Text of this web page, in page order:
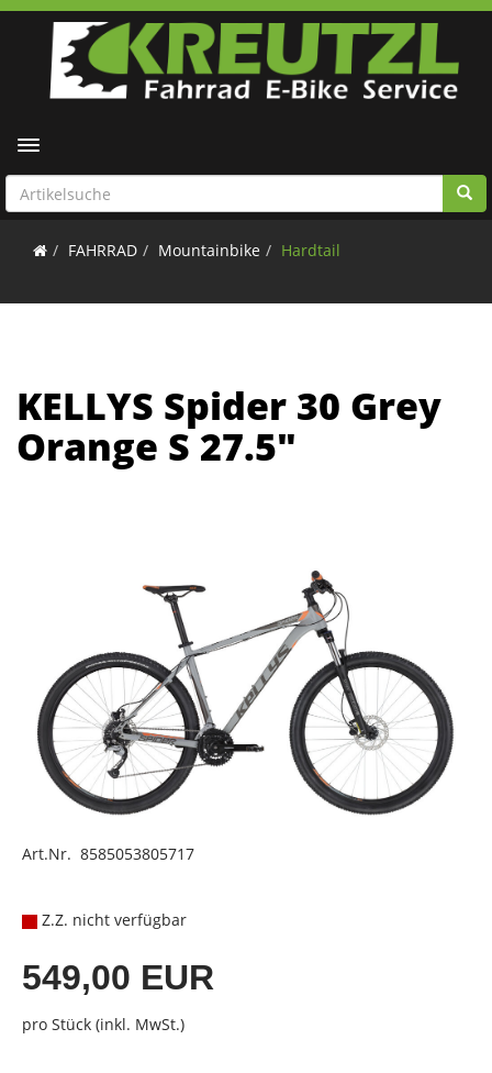
Toggle navigation
FAHRRAD Mountainbike Hardtail
KELLYS Spider 30 Grey
Orange S 27.5"
Art.Nr. 8585053805717
Z.Z. nicht verfügbar
549,00 EUR
pro Stück (inkl. MwSt.)